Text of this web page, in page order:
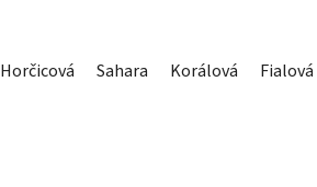
Horčicová Sahara Korálová Fialová